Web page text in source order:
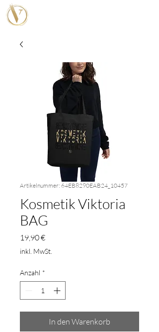
Artikelnummer: 64EB8290EAB24_10457
Kosmetik Viktoria
BAG
19,90 €Preis
inkl. MwSt.
Anzahl *
In den Warenkorb